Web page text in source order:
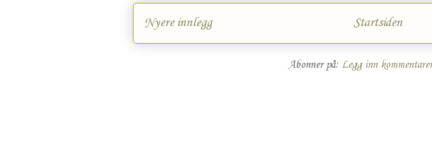
Nyere innlegg Startsiden
Abonner på: Legg inn